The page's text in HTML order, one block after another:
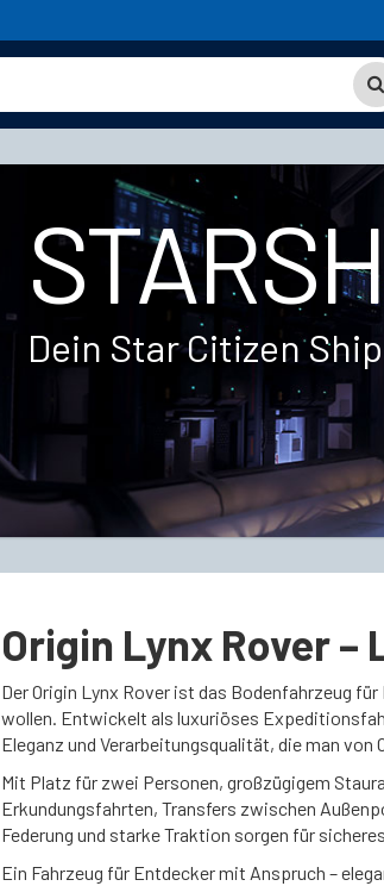
Dein Star Citizen
Origin Lynx Rover
Der Origin Lynx Rover ist das Bodenfahrzeug
wollen. Entwickelt als luxuriöses
Eleganz und Verarbeitungsqualität, die man
Mit Platz für zwei Personen, großzügigem
Erkundungsfahrten, Transfers zwischen
Federung und starke Traktion sorgen für
Ein Fahrzeug für Entdecker mit Anspruch –